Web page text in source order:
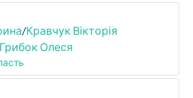
/Кравчук Вікторія
Грибок Олеся